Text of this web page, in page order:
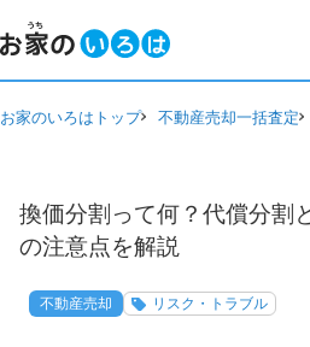
お家のいろはトップ 不動産売却一括査定
換価分割って何？代償分割
の注意点を解説
不動産売却 リスク・トラブル